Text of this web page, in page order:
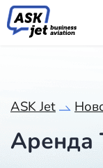
ASK Jet
Аренда